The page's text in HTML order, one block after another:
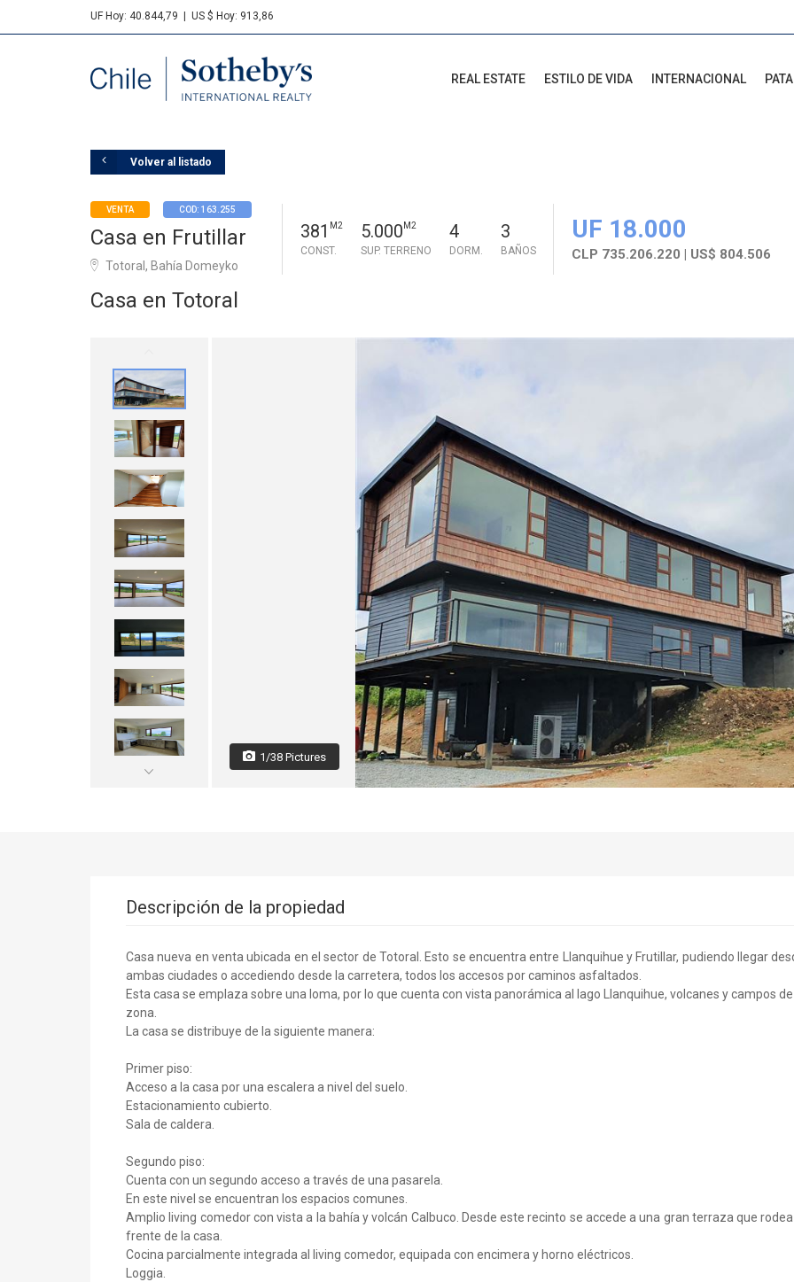
UF Hoy: 40.844,79 US $ Hoy: 913,86
Sotheby's REAL ESTATE ESTILO DE VIDA INTERNACIONAL
Volver al listado
VENTA COD: 163.255
Casa en Frutillar
Totoral, Bahía Domeyko
381 M2
CONST.
5.000 M2
SUP. TERRENO
4
DORM.
3
BAÑOS
UF 18.000
CLP 735.206.220 | US$ 804.506
Casa en Totoral
1/38 Pictures
Descripción de la propiedad
Casa nueva en venta ubicada en el sector de Totoral. Esto se encuentra entre Llanquihue y Frutillar, pudiendo llegar
ambas ciudades o accediendo desde la carretera, todos los accesos por caminos asfaltados.
Esta casa se emplaza sobre una loma, por lo que cuenta con vista panorámica al lago Llanquihue, volcanes y campos
zona.
La casa se distribuye de la siguiente manera:
Primer piso:
Acceso a la casa por una escalera a nivel del suelo.
Estacionamiento cubierto.
Sala de caldera.
Segundo piso:
Cuenta con un segundo acceso a través de una pasarela.
En este nivel se encuentran los espacios comunes.
Amplio living comedor con vista a la bahía y volcán Calbuco. Desde este recinto se accede a una gran terraza que
frente de la casa.
Cocina parcialmente integrada al living comedor, equipada con encimera y horno eléctricos.
Loggia.